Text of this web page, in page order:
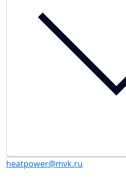
heatpower@mvk.ru